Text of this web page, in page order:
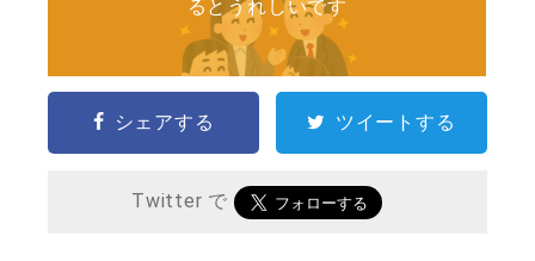
るとうれしいです
シェアする ツイートする
Twitter で